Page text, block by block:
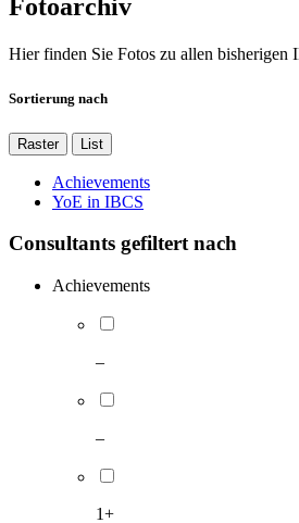
Fotoarchiv
Hier finden Sie Fotos zu allen bisherigen
Sortierung nach
Raster List
Achievements
YoE in IBCS
Consultants gefiltert nach
Achievements
–
–
1+